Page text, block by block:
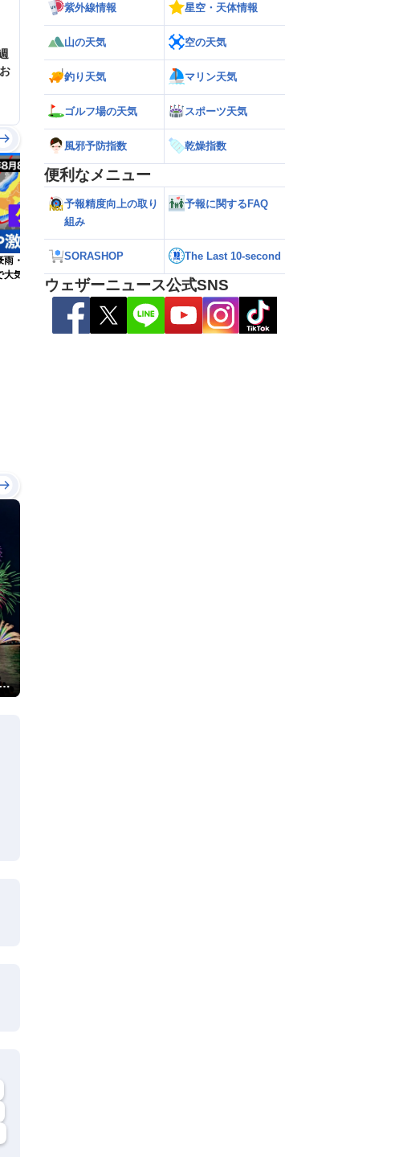
雨・落雷警戒】午後は東日
大気の状態が非常に不安定に
【台風13号 2026】台風離れてもスパイ
ラルバンドによる大雨警戒（8日6時情
報）
みらいフェスティバル「スカイシンフォニーinヨコハマ presented byコロワイド」
紫外線情報 星空・天体情報
山の天気 空の天気
釣り天気 マリン天気
ゴルフ場の天気 スポーツ天気
風邪予防指数 乾燥指数
便利なメニュー
予報精度向上の取り
組み
予報に関するFAQ
SORASHOP The Last 10-second
ウェザーニュース公式SNS